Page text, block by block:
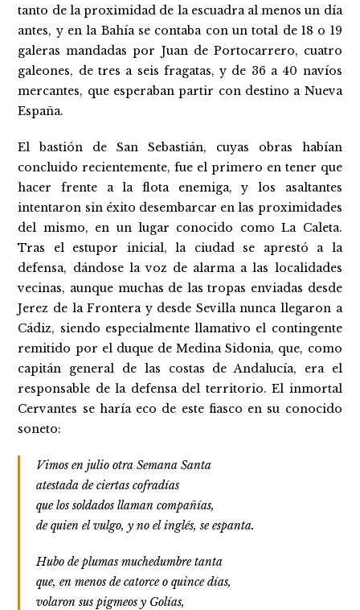
tanto de la proximidad de la escuadra al menos un día
antes, y en la Bahía se contaba con un total de 18 o 19
galeras mandadas por Juan de Portocarrero, cuatro
galeones, de tres a seis fragatas, y de 36 a 40 navíos
mercantes, que esperaban partir con destino a Nueva
España.
El bastión de San Sebastián, cuyas obras habían
concluido recientemente, fue el primero en tener que
hacer frente a la flota enemiga, y los asaltantes
intentaron sin éxito desembarcar en las proximidades
del mismo, en un lugar conocido como La Caleta.
Tras el estupor inicial, la ciudad se aprestó a la
defensa, dándose la voz de alarma a las localidades
vecinas, aunque muchas de las tropas enviadas desde
Jerez de la Frontera y desde Sevilla nunca llegaron a
Cádiz, siendo especialmente llamativo el contingente
remitido por el duque de Medina Sidonia, que, como
capitán general de las costas de Andalucía, era el
responsable de la defensa del territorio. El inmortal
Cervantes se haría eco de este fiasco en su conocido
soneto:
Vimos en julio otra Semana Santa
atestada de ciertas cofradías
que los soldados llaman compañías,
de quien el vulgo, y no el inglés, se espanta.
Hubo de plumas muchedumbre tanta
que, en menos de catorce o quince días,
volaron sus pigmeos y Golías,